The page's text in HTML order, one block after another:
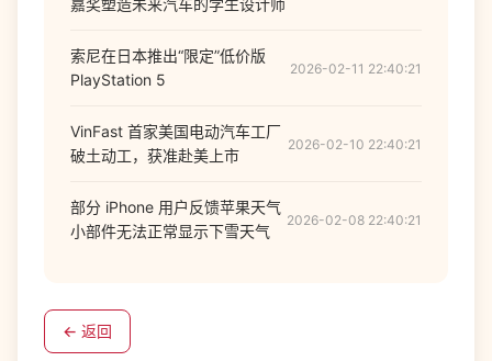
嘉奖塑造未来汽车的学生设计师
索尼在日本推出“限定”低价版
PlayStation 5
2026-02-11 22:40:21
VinFast 首家美国电动汽车工厂
破土动工，获准赴美上市
2026-02-10 22:40:21
部分 iPhone 用户反馈苹果天气
小部件无法正常显示下雪天气
2026-02-08 22:40:21
← 返回